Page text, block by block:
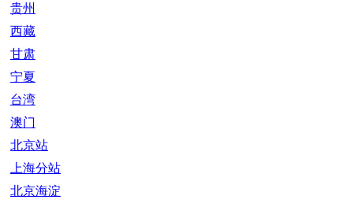
贵州
西藏
甘肃
宁夏
台湾
澳门
北京站
上海分站
北京海淀